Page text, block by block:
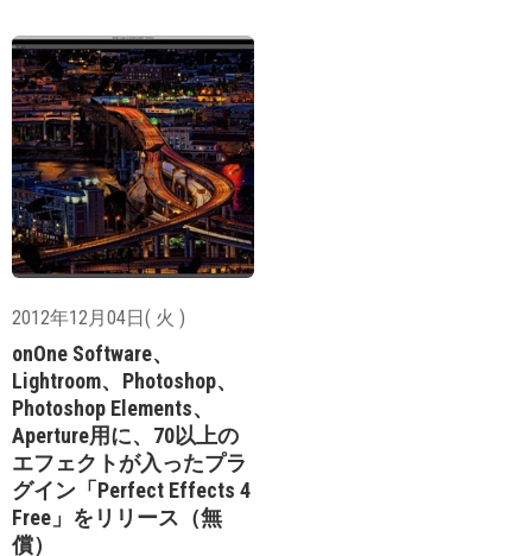
2012年12月04日( 火 )
onOne Software、
Lightroom、Photoshop、
Photoshop Elements、
Aperture用に、70以上の
エフェクトが入ったプラ
グイン「Perfect Effects 4
Free」をリリース（無
償）